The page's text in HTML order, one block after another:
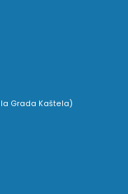
Grada Kaštela)